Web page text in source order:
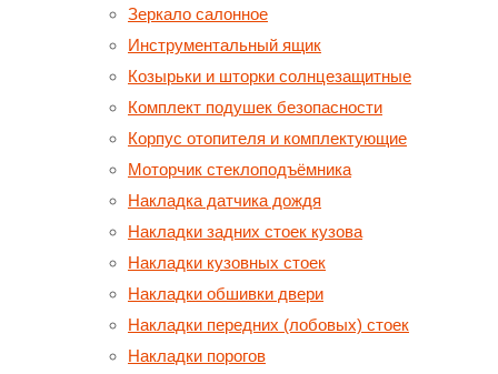
Зеркало салонное
Инструментальный ящик
Козырьки и шторки солнцезащитные
Комплект подушек безопасности
Корпус отопителя и комплектующие
Моторчик стеклоподъёмника
Накладка датчика дождя
Накладки задних стоек кузова
Накладки кузовных стоек
Накладки обшивки двери
Накладки передних (лобовых) стоек
Накладки порогов